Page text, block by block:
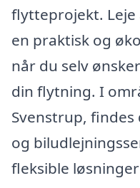
flytteprojekt.
en praktisk og
når du selv
din flytning. I
Svenstrup,
og
fleksible